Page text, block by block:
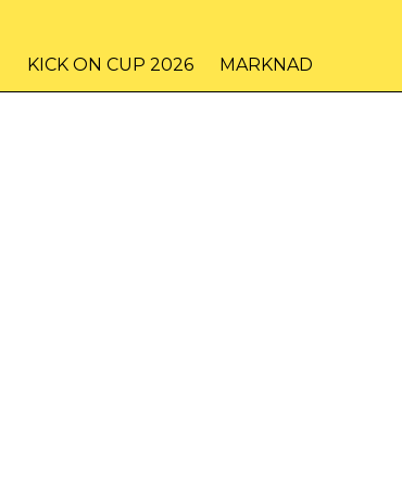
KICK ON CUP 2026 MARKNAD